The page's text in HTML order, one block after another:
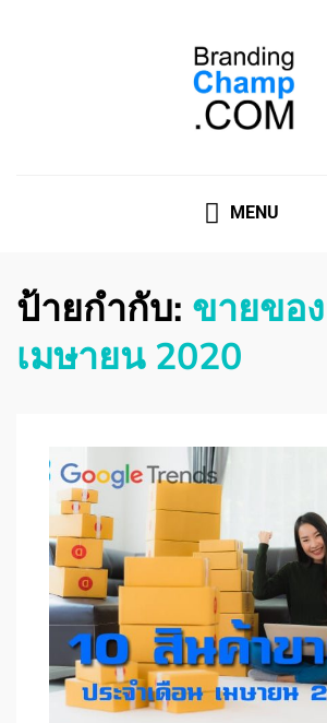
MENU
ป้ายกำกับ: ขายขอ
เมษายน 2020